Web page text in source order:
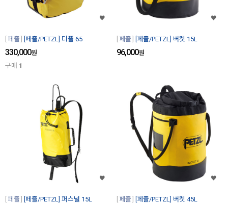
페츨 [페츨/PETZL] 더플 65
330,000원
구매 1
페츨 [페츨/PETZL] 버켓 15L
96,000원
페츨 [페츨/PETZL] 퍼스널 15L 페츨 [페츨/PETZL] 버켓 45L